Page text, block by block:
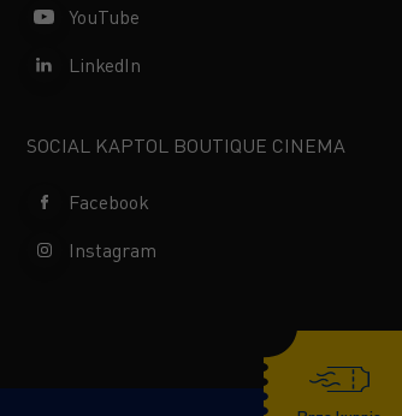
YouTube
LinkedIn
SOCIAL KAPTOL BOUTIQUE CINEMA
Facebook
Instagram